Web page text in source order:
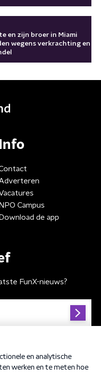
en zijn broer in Miami
wegens verkrachting en
Info
Campus
de app
FunX-nieuws?